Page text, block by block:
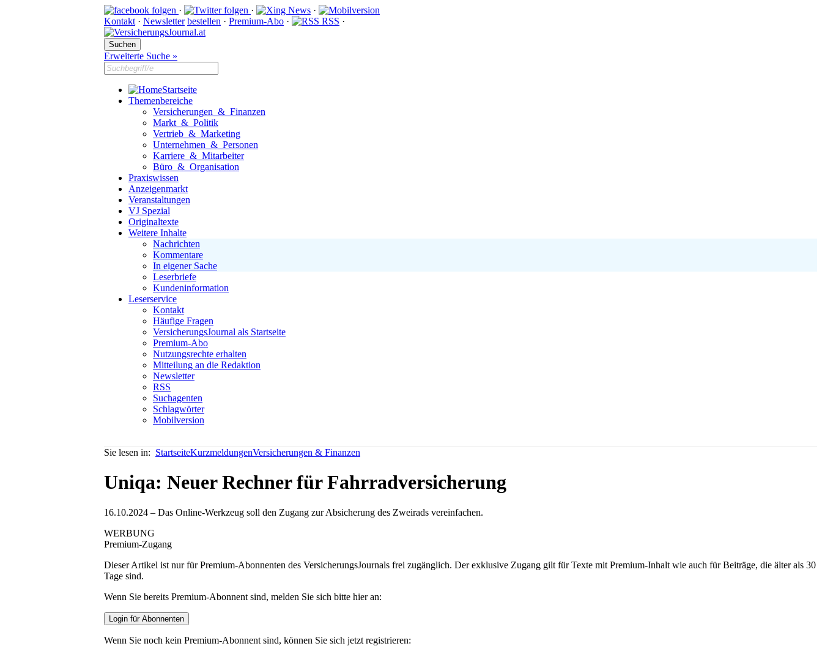
· ·
·
Kontakt · Newsletter bestellen · Premium-Abo · RSS ·
Erweiterte Suche »
Startseite
Themenbereiche
Versicherungen & Finanzen
Markt & Politik
Vertrieb & Marketing
Unternehmen & Personen
Karriere & Mitarbeiter
Büro & Organisation
Praxiswissen
Anzeigenmarkt
Veranstaltungen
VJ Spezial
Originaltexte
Weitere Inhalte
Nachrichten
Kommentare
In eigener Sache
Leserbriefe
Kundeninformation
Leserservice
Kontakt
Häufige Fragen
VersicherungsJournal als Startseite
Premium-Abo
Nutzungsrechte erhalten
Mitteilung an die Redaktion
Newsletter
RSS
Suchagenten
Schlagwörter
Mobilversion
Sie lesen in: StartseiteKurzmeldungenVersicherungen & Finanzen
Uniqa: Neuer Rechner für Fahrradversicherung
16.10.2024 – Das Online-Werkzeug soll den Zugang zur Absicherung des Zweirads vereinfachen.
WERBUNG
Premium-Zugang
Dieser Artikel ist nur für Premium-Abonnenten des VersicherungsJournals frei zugänglich. Der exklusive Zugang gilt für Texte mit Premium-Inhalt wie auch für Beiträge, die älter als 30
Tage sind.
Wenn Sie bereits Premium-Abonnent sind, melden Sie sich bitte hier an:
Wenn Sie noch kein Premium-Abonnent sind, können Sie sich jetzt registrieren: